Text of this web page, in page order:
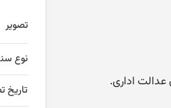
اداری.
تصویر
نوع
تاریخ